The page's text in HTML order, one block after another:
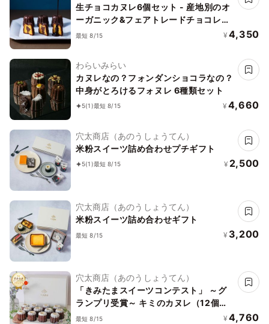
生チョコカヌレ6個セット - 産地別のオ
ーガニック&フェアトレードチョコレー
ト使用
最短 8/15 ¥ 4,350
わらいみらい
カヌレなの？フォンダンショコラなの？
中身がとろけるフォヌレ 6種類セット
5(1)最短 8/15 ¥ 4,660
穴太商店（あのうしょうてん）
米粉スイーツ詰め合わせプチギフト
5(1)最短 8/15 ¥ 2,500
穴太商店（あのうしょうてん）
米粉スイーツ詰め合わせギフト
最短 8/15 ¥ 3,200
穴太商店（あのうしょうてん）
「きみたまスイーツコンテスト」 ～グ
ランプリ受賞～ キミのカヌレ（12個
入）
最短 8/15 ¥ 4,760